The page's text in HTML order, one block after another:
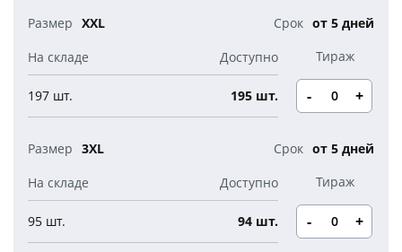
XXL от 5 дней
197 шт. 195 шт. - +
3XL от 5 дней
95 шт. 94 шт. - +